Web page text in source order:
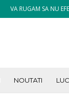
VA RUGAM SA NU
NOUTATI